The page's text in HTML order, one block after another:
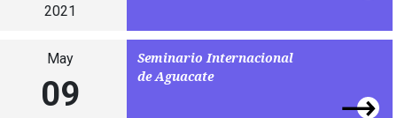
2021
May
09
Seminario Internacional
de Aguacate